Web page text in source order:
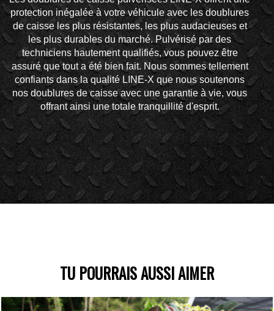
protection inégalée à votre véhicule avec les doublures
de caisse les plus résistantes, les plus audacieuses et
les plus durables du marché. Pulvérisé par des
techniciens hautement qualifiés, vous pouvez être
assuré que tout a été bien fait. Nous sommes tellement
confiants dans la qualité LINE-X que nous soutenons
nos doublures de caisse avec une garantie à vie, vous
offrant ainsi une totale tranquillité d'esprit.
TU POURRAIS AUSSI AIMER